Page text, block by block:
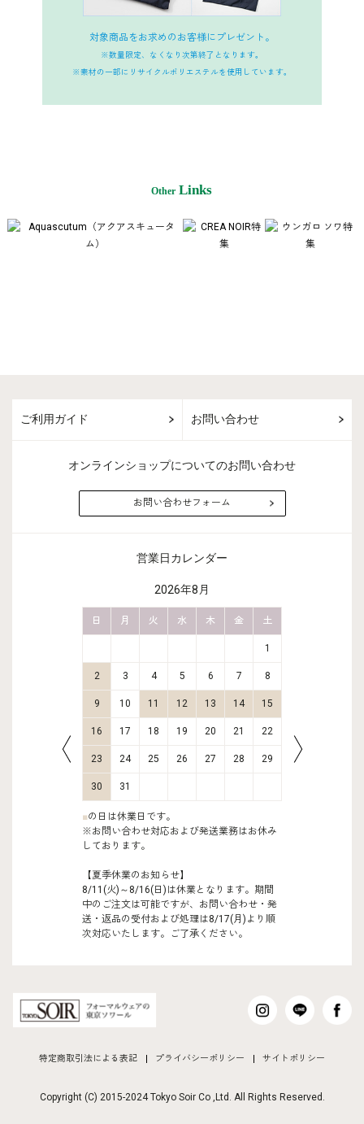
対象商品をお求めのお客様にプレゼント。
※数量限定、なくなり次第終了となります。
※素材の一部にリサイクルポリエステルを使用しています。
Other Links
ご利用ガイド お問い合わせ
オンラインショップについてのお問い合わせ
お問い合わせフォーム
営業日カレンダー
2026年8月
日 月 火 水 木 金 土
1
2 3 4 5 6 7 8
9 10 11 12 13 14 15
16 17 18 19 20 21 22
23 24 25 26 27 28 29
30 31
■の日は休業日です。
※お問い合わせ対応および発送業務はお休み
しております。
【夏季休業のお知らせ】
8/11(火)～8/16(日)は休業となります。期間
中のご注文は可能ですが、お問い合わせ・発
送・返品の受付および処理は8/17(月)より順
次対応いたします。ご了承ください。
特定商取引法による表記 プライバシーポリシー サイトポリシー
Copyright (C) 2015-2024 Tokyo Soir Co ,Ltd. All Rights Reserved.